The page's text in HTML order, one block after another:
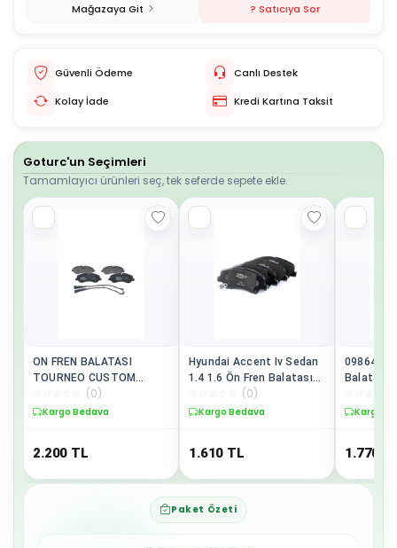
Mağazaya Git ? Satıcıya Sor
Güvenli Ödeme
Canlı Destek
Kolay İade
Kredi Kartına Taksit
Goturc'un Seçimleri
Tamamlayıcı ürünleri seç, tek seferde sepete ekle.
ON FREN BALATASI
TOURNEO CUSTOM
TRANSIT CUSTOM 2.2
TDCI 12/12-BOSCH
(0)
Kargo Bedava
2.200 TL
Hyundai Accent Iv Sedan
1.4 1.6 Ön Fren Balatası
Bosch 0986494563
(0)
Kargo Bedava
1.610 TL
Balatası
1.4 /Kargo
1.770
Paket Özeti